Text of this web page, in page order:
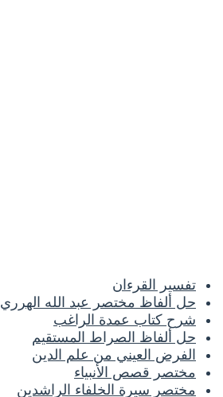
تفسير القرءان
حل ألفاظ مختصر عبد الله الهرري
شرح كتاب عمدة الراغب
حل ألفاظ الصراط المستقيم
الفرض العيني من علم الدين
مختصر قصص الأنبياء
مختصر سيرة الخلفاء الراشدين